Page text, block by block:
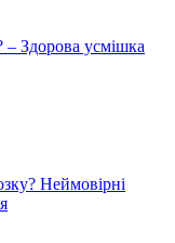
– Здорова усмішка
Неймовірні